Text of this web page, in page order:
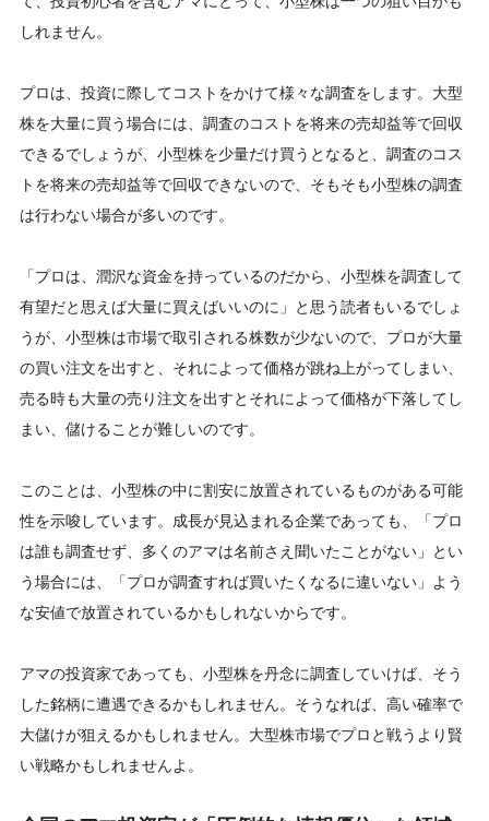
しれません。
プロは、投資に際してコストをかけて様々な調査をします。大型
株を大量に買う場合には、調査のコストを将来の売却益等で回収
できるでしょうが、小型株を少量だけ買うとなると、調査のコス
トを将来の売却益等で回収できないので、そもそも小型株の調査
は行わない場合が多いのです。
「プロは、潤沢な資金を持っているのだから、小型株を調査して
有望だと思えば大量に買えばいいのに」と思う読者もいるでしょ
うが、小型株は市場で取引される株数が少ないので、プロが大量
の買い注文を出すと、それによって価格が跳ね上がってしまい、
売る時も大量の売り注文を出すとそれによって価格が下落してし
まい、儲けることが難しいのです。
このことは、小型株の中に割安に放置されているものがある可能
性を示唆しています。成長が見込まれる企業であっても、「プロ
は誰も調査せず、多くのアマは名前さえ聞いたことがない」とい
う場合には、「プロが調査すれば買いたくなるに違いない」よう
な安値で放置されているかもしれないからです。
アマの投資家であっても、小型株を丹念に調査していけば、そう
した銘柄に遭遇できるかもしれません。そうなれば、高い確率で
大儲けが狙えるかもしれません。大型株市場でプロと戦うより賢
い戦略かもしれませんよ。